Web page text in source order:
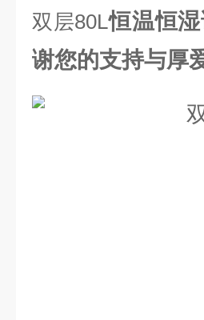
双层80L恒温恒
谢您的支持与厚